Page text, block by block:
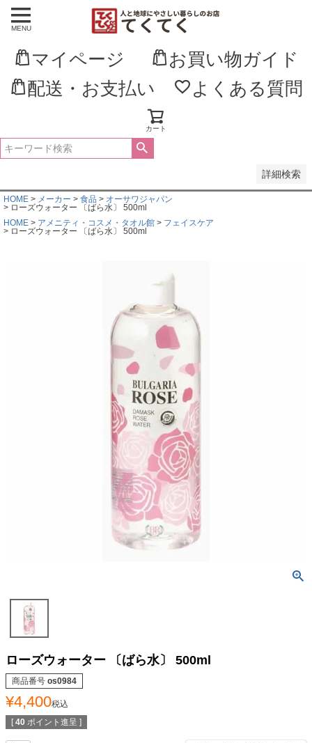
MENU
マイページ
お買い物ガイド
配送・お支払い
よくある質問
カート
詳細検索
新着順
登録順
価格が高い順
優先度順
HOME メーカー 食品
オーサワジャパン
ローズウォーター 〔ばら水〕 500ml
HOME
アメニティ・コスメ・タオル館
フェイスケア
ローズウォーター 〔ばら水〕 500ml
ローズウォーター 〔ばら水〕 500ml
商品番号 os0984
¥4,400税込
[ 40 ポイント進呈 ]